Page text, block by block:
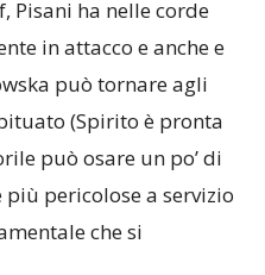
Pisani ha nelle corde
in attacco e anche e
può tornare agli
(Spirito è pronta
può osare un po’ di
pericolose a servizio
che si